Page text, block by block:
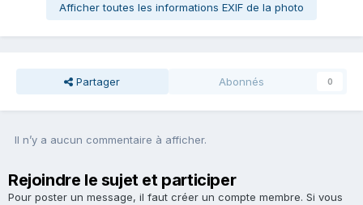
Afficher toutes les informations EXIF de la photo
Partager Abonnés 0
Il n’y a aucun commentaire à afficher.
Rejoindre le sujet et participer
Pour poster un message, il faut créer un compte membre. Si vous